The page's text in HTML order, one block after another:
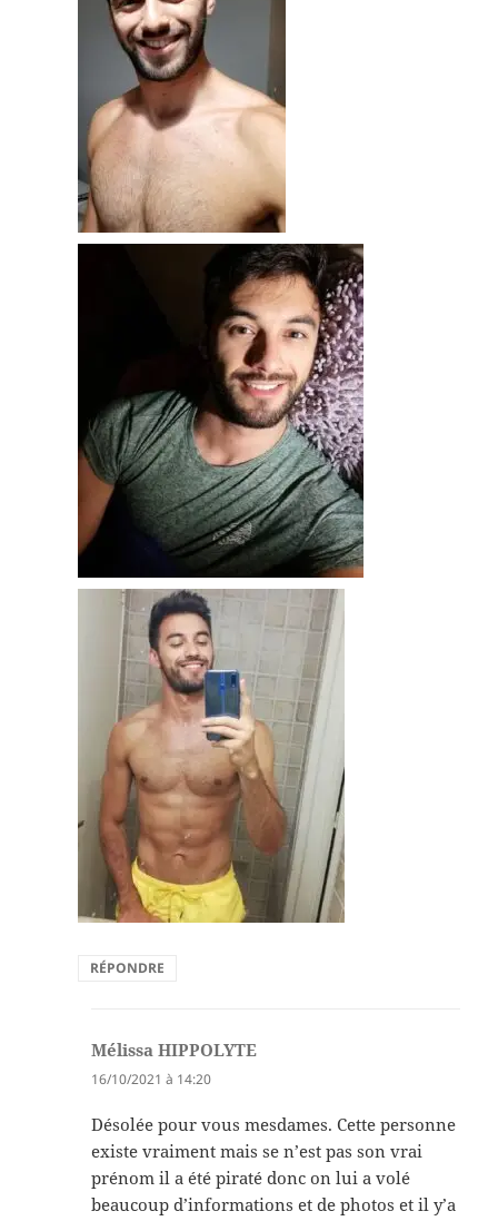
RÉPONDRE
Mélissa HIPPOLYTE
16/10/2021 à 14:20
Désolée pour vous mesdames. Cette personne
existe vraiment mais se n’est pas son vrai
prénom il a été piraté donc on lui a volé
beaucoup d’informations et de photos et il y’a